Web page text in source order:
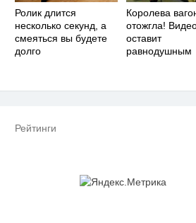
Ролик длится
несколько секунд, а
смеяться вы будете
долго
Королева
отожгла!
оставит
равнодушным
Рейтинги